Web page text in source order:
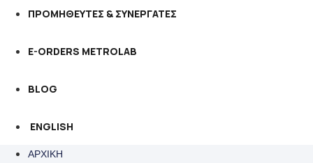
ΠΡΟΜΗΘΕΥΤΕΣ & ΣΥΝΕΡΓΑΤΕΣ
E-ORDERS METROLAB
BLOG
ENGLISH
ΑΡΧΙΚΗ